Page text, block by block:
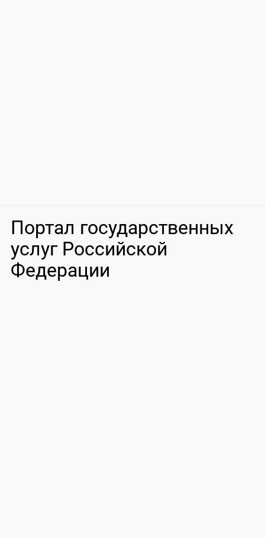
Портал государственных
услуг Российской
Федерации